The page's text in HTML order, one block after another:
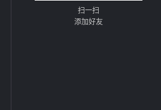
扫一扫
添加好友